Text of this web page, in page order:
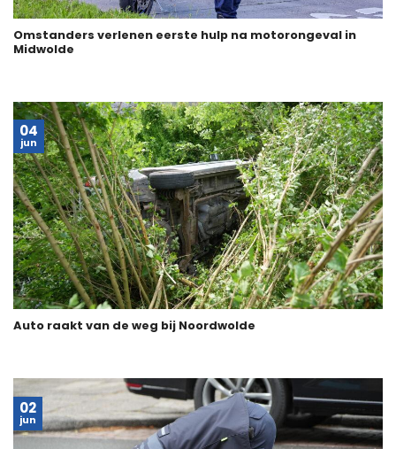
Omstanders verlenen eerste hulp na motorongeval in
Midwolde
Auto raakt van de weg bij Noordwolde
04
jun
02
jun